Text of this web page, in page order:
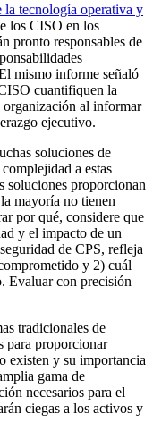
tecnología operativa y
los CISO en los
pronto responsables de
mismo informe señaló
cuantifiquen la
organización al informar
ejecutivo.
soluciones de
a estas
soluciones proporcionan
mayoría no tienen
por qué, considere que
y el impacto de un
de CPS, refleja
y 2) cuál
Evaluar con precisión
tradicionales de
para proporcionar
existen y su importancia
gama de
necesarios para el
ciegas a los activos y